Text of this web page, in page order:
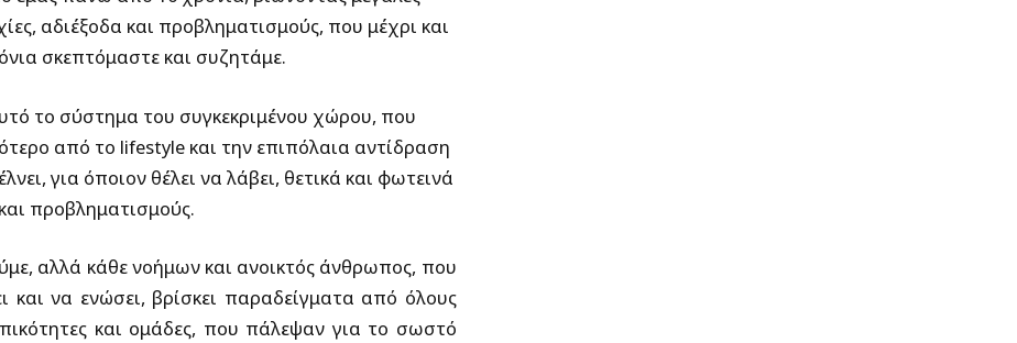
αδιέξοδα και προβληματισμούς, που μέχρι και
σκεπτόμαστε και συζητάμε.
το σύστημα του συγκεκριμένου χώρου, που
από το lifestyle και την επιπόλαια αντίδραση
για όποιον θέλει να λάβει, θετικά και φωτεινά
προβληματισμούς.
αλλά κάθε νοήμων και ανοικτός άνθρωπος, που
και να ενώσει, βρίσκει παραδείγματα από όλους
και ομάδες, που πάλεψαν για το σωστό